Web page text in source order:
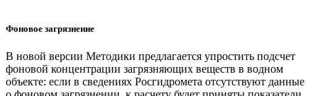
Фоновое загрязнение
В новой версии Методики предлагается упростить подсчет
фоновой концентрации загрязняющих веществ в водном
объекте: если в сведениях Росгидромета отсутствуют данные